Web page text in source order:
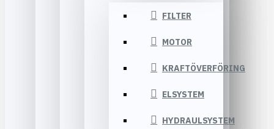
FILTER
MOTOR
KRAFTÖVERFÖRING
ELSYSTEM
HYDRAULSYSTEM